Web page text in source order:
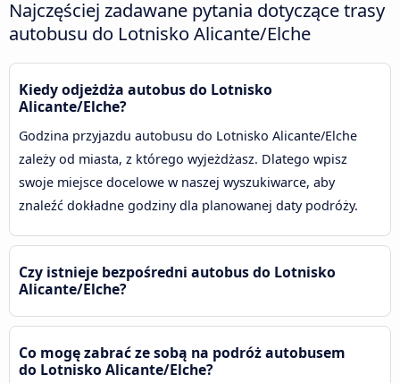
Najczęściej zadawane pytania dotyczące trasy
autobusu do Lotnisko Alicante/Elche
Kiedy odjeżdża autobus do Lotnisko
Alicante/Elche?
Godzina przyjazdu autobusu do Lotnisko Alicante/Elche
zależy od miasta, z którego wyjeżdżasz. Dlatego wpisz
swoje miejsce docelowe w naszej wyszukiwarce, aby
znaleźć dokładne godziny dla planowanej daty podróży.
Czy istnieje bezpośredni autobus do Lotnisko
Alicante/Elche?
Co mogę zabrać ze sobą na podróż autobusem
do Lotnisko Alicante/Elche?